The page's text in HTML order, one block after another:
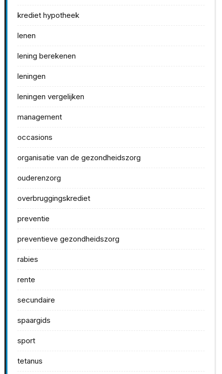
krediet hypotheek
lenen
lening berekenen
leningen
leningen vergelijken
management
occasions
organisatie van de gezondheidszorg
ouderenzorg
overbruggingskrediet
preventie
preventieve gezondheidszorg
rabies
rente
secundaire
spaargids
sport
tetanus